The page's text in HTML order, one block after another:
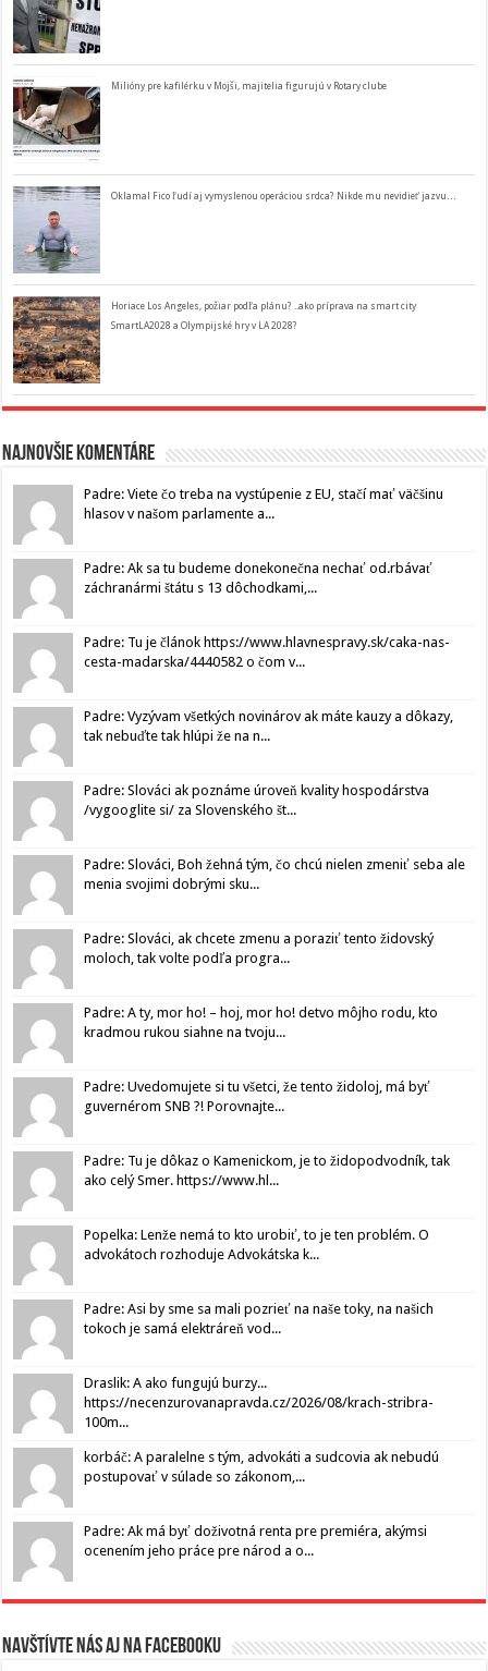
Milióny pre kafilérku v Mojši, majitelia figurujú v Rotary clube
Oklamal Fico ľudí aj vymyslenou operáciou srdca? Nikde mu nevidieť jazvu…
Horiace Los Angeles, požiar podľa plánu? ..ako príprava na smart city
SmartLA2028 a Olympijské hry v LA 2028?
Najnovšie komentáre
Padre: Viete čo treba na vystúpenie z EU, stačí mať väčšinu
hlasov v našom parlamente a...
Padre: Ak sa tu budeme donekonečna nechať od.rbávať
záchranármi štátu s 13 dôchodkami,...
Padre: Tu je článok https://www.hlavnespravy.sk/caka-nas-
cesta-madarska/4440582 o čom v...
Padre: Vyzývam všetkých novinárov ak máte kauzy a dôkazy,
tak nebuďte tak hlúpi že na n...
Padre: Slováci ak poznáme úroveň kvality hospodárstva
/vygooglite si/ za Slovenského št...
Padre: Slováci, Boh žehná tým, čo chcú nielen zmeniť seba ale
menia svojimi dobrými sku...
Padre: Slováci, ak chcete zmenu a poraziť tento židovský
moloch, tak volte podľa progra...
Padre: A ty, mor ho! – hoj, mor ho! detvo môjho rodu, kto
kradmou rukou siahne na tvoju...
Padre: Uvedomujete si tu všetci, že tento židoloj, má byť
guvernérom SNB ?! Porovnajte...
Padre: Tu je dôkaz o Kamenickom, je to židopodvodník, tak
ako celý Smer. https://www.hl...
Popelka: Lenže nemá to kto urobiť, to je ten problém. O
advokátoch rozhoduje Advokátska k...
Padre: Asi by sme sa mali pozrieť na naše toky, na našich
tokoch je samá elektráreň vod...
Draslik: A ako fungujú burzy...
https://necenzurovanapravda.cz/2026/08/krach-stribra-
100m...
korbáč: A paralelne s tým, advokáti a sudcovia ak nebudú
postupovať v súlade so zákonom,...
Padre: Ak má byť doživotná renta pre premiéra, akýmsi
ocenením jeho práce pre národ a o...
Navštívte nás aj na Facebooku